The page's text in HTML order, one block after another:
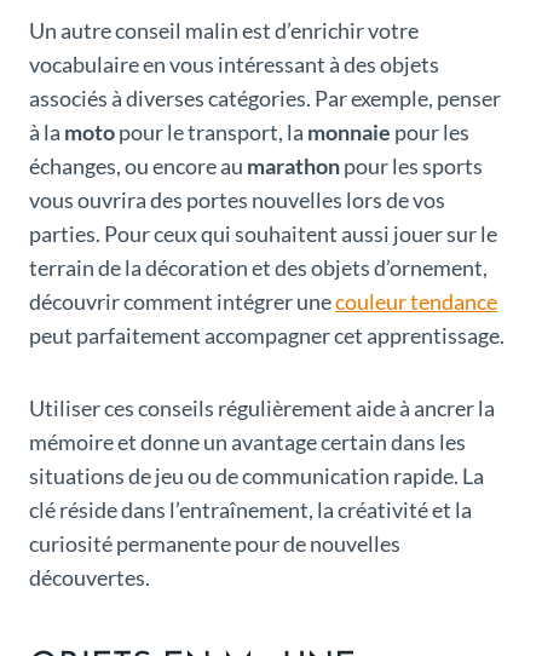
Un autre conseil malin est d’enrichir votre
vocabulaire en vous intéressant à des objets
associés à diverses catégories. Par exemple, penser
à la motopour le transport, la monnaie pour les
échanges, ou encore au marathonpour les sports
vous ouvrira des portes nouvelles lors de vos
parties. Pour ceux qui souhaitent aussi jouer sur le
terrain de la décoration et des objets d’ornement,
découvrir comment intégrer unecouleur tendance
peut parfaitement accompagner cet apprentissage.
Utiliser ces conseils régulièrement aide à ancrer la
mémoire et donne un avantage certain dans les
situations de jeu ou de communication rapide. La
clé réside dans l’entraînement, la créativité et la
curiosité permanente pour de nouvelles
découvertes.